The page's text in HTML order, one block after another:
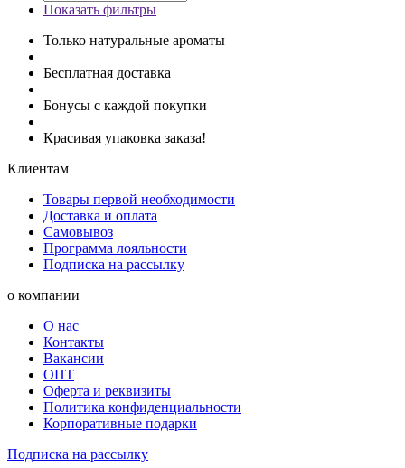
Показать фильтры
Только натуральные ароматы
Бесплатная доставка
Бонусы с каждой покупки
Красивая упаковка заказа!
Клиентам
Товары первой необходимости
Доставка и оплата
Самовывоз
Программа лояльности
Подписка на рассылку
о компании
О нас
Контакты
Вакансии
ОПТ
Оферта и реквизиты
Политика конфиденциальности
Корпоративные подарки
Подписка на рассылку